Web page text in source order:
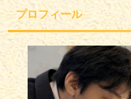
プロフィール